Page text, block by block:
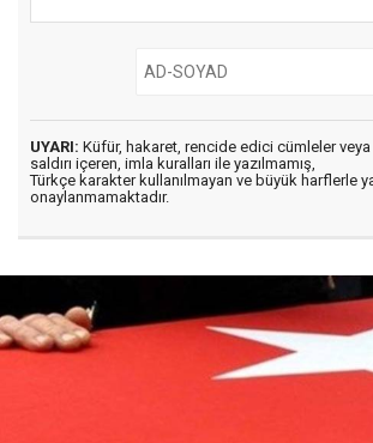
UYARI: Küfür, hakaret, rencide edici cümleler
saldırı içeren, imla kuralları ile yazılmamış,
Türkçe karakter kullanılmayan ve büyük harflerle
onaylanmamaktadır.